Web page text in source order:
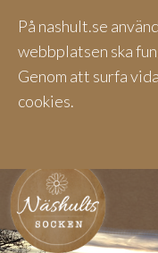
På nashult.se
webbplatsen ska
Genom att surfa
cookies.